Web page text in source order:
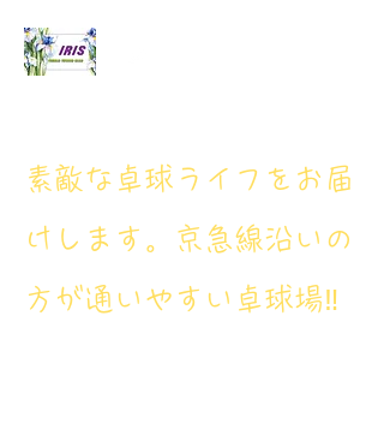
​素敵な卓球ライフをお届
けします。京急線沿いの
方が通いやすい卓球場‼